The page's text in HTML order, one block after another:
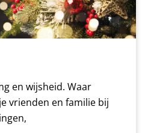
en wijsheid. Waar
vrienden en familie bij